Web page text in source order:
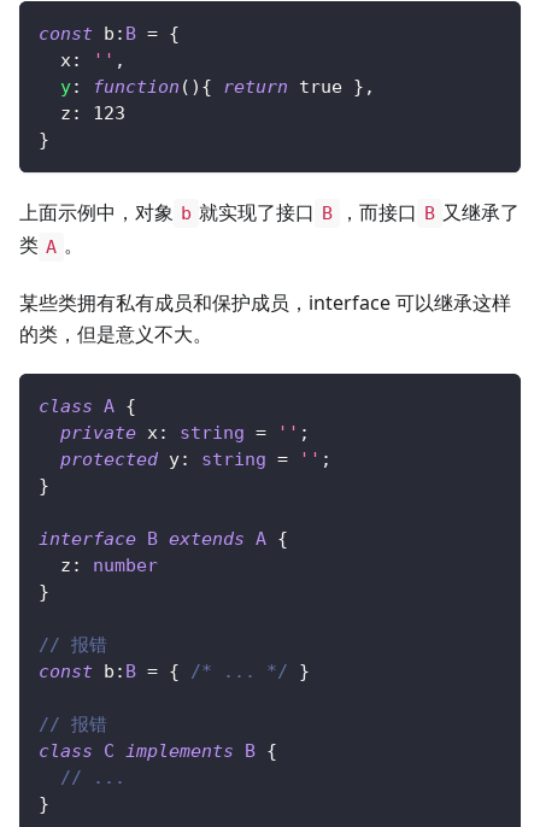
const b : B = {
  x
: '' ,
y: function ( ) { return true } ,
  z
:
123
}
上面示例中，对象 b 就实现了接口 B ，而接口 B 又继承了
类 A 。
某些类拥有私有成员和保护成员，interface 可以继承这样
的类，但是意义不大。
class A {
private x : string = '' ;
protected y: string = '' ;
}
interface B extends A {
  z
:
number
}
// 报错
const b : B = { /* ... */ }
// 报错
class
C implements B {
// ...
}